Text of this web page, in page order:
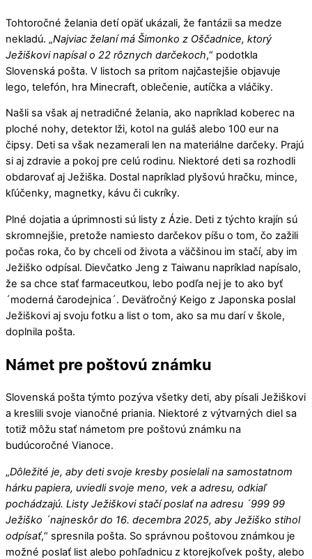
Tohtoročné želania detí opäť ukázali, že fantázii sa medze
nekladú. „Najviac želaní má Šimonko z Oščadnice, ktorý
Ježiškovi napísal o 22 rôznych darčekoch,“ podotkla
Slovenská pošta. V listoch sa pritom najčastejšie objavuje
lego, telefón, hra Minecraft, oblečenie, autíčka a vláčiky.
Našli sa však aj netradičné želania, ako napríklad koberec na
ploché nohy, detektor lži, kotol na guláš alebo 100 eur na
čipsy. Deti sa však nezamerali len na materiálne darčeky. Prajú
si aj zdravie a pokoj pre celú rodinu. Niektoré deti sa rozhodli
obdarovať aj Ježiška. Dostal napríklad plyšovú hračku, mince,
kľúčenky, magnetky, kávu či cukríky.
Plné dojatia a úprimnosti sú listy z Ázie. Deti z týchto krajín sú
skromnejšie, pretože namiesto darčekov píšu o tom, čo zažili
počas roka, čo by chceli od života a väčšinou im stačí, aby im
Ježiško odpísal. Dievčatko Jeng z Taiwanu napríklad napísalo,
že sa chce stať farmaceutkou, lebo podľa nej je to ako byť
´moderná čarodejnica´. Deväťročný Keigo z Japonska poslal
Ježiškovi aj svoju fotku a list o tom, ako sa mu darí v škole,
doplnila pošta.
Námet pre poštovú známku
Slovenská pošta týmto pozýva všetky deti, aby písali Ježiškovi
a kreslili svoje vianočné priania. Niektoré z výtvarných diel sa
totiž môžu stať námetom pre poštovú známku na
budúcoročné Vianoce.
„Dôležité je, aby deti svoje kresby posielali na samostatnom
hárku papiera, uviedli svoje meno, vek a adresu, odkiaľ
pochádzajú. Listy Ježiškovi stačí poslať na adresu ´999 99
Ježiško ´najneskôr do 16. decembra 2025, aby Ježiško stihol
odpísať,“ spresnila pošta. So správnou poštovou známkou je
možné poslať list alebo pohľadnicu z ktorejkoľvek pošty, alebo